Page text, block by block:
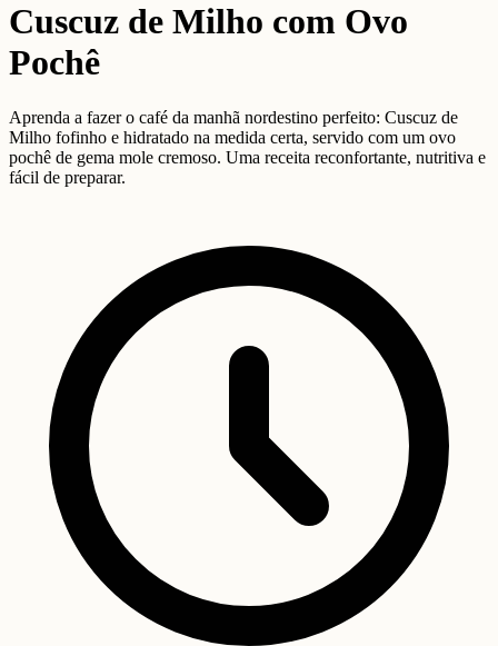
Cuscuz de Milho com Ovo
Pochê
Aprenda a fazer o café da manhã nordestino perfeito: Cuscuz de
Milho fofinho e hidratado na medida certa, servido com um ovo
pochê de gema mole cremoso. Uma receita reconfortante, nutritiva e
fácil de preparar.